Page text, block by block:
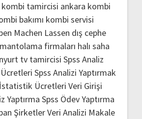
kombi tamircisi ankara kombi
bakımı kombi servisi
Machen Lassen dış cephe
mantolama firmaları halı saha
tv tamircisi Spss Analiz
Spss Analizi Yaptırmak
İstatistik Ücretleri Veri Girişi
Yaptırma Spss Ödev Yaptırma
ŞirketlerVeri Analizi Makale